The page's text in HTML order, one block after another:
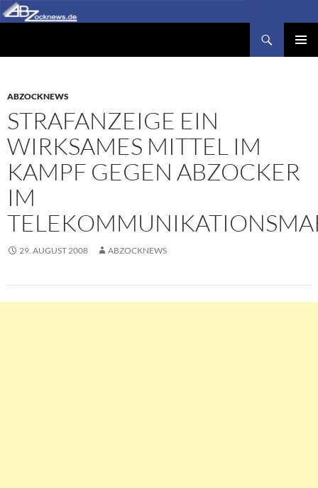
Zum
Inhalt
ABZOCKNEWS
STRAFANZEIGE EIN
WIRKSAMES MITTEL IM
KAMPF GEGEN ABZOCKER
IM
29. AUGUST 2008 ABZOCKNEWS